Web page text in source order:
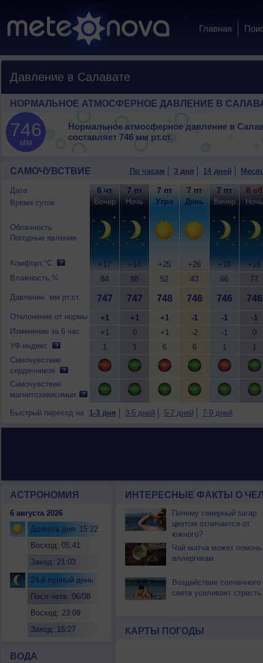
Главная
Давление в Салавате
НОРМАЛЬНОЕ АТМОСФЕРНОЕ ДАВЛЕНИЕ В
746
мм
Нормальное атмосферное давление в
составляет 746 мм рт.ст.
САМОЧУВСТВИЕ По часам 3 дня 14 дней
Дата
Время суток
Облачность
Погодные явления
Комфорт,°C
Влажность,%
Давление, мм рт.ст.
Отклонение от нормы
Изменение за 6 час
УФ-индекс
Самочувствие
сердечников
Самочувствие
магнитозависимых
6 чт
Вечер
+17
84
747
+1
+1
1
7 пт
Ночь
+14
88
747
+1
0
1
7 пт
Утро
+25
52
748
+1
+1
6
7 пт
День
+26
43
746
-1
-2
6
7 пт
Вечер
+18
66
746
-1
-1
1
8 сб
Ночь
+16
77
746
-1
0
1
Быстрый переход на 1-3 дня 3-5 дней 5-7 дней 7-9 дней
АСТРОНОМИЯ
6 августа 2026
Долгота дня: 15:22
Восход: 05:41
Заход: 21:03
24-й лунный день
Посл.четв. 06/08
Восход: 23:09
Заход: 15:27
ВОДА
ИНТЕРЕСНЫЕ ФАКТЫ О
Почему северный загар
цветом отличается от
южного?
Чай матча может помочь
аллергикам
Воздействие солнечного
света усиливает страсть
КАРТЫ ПОГОДЫ